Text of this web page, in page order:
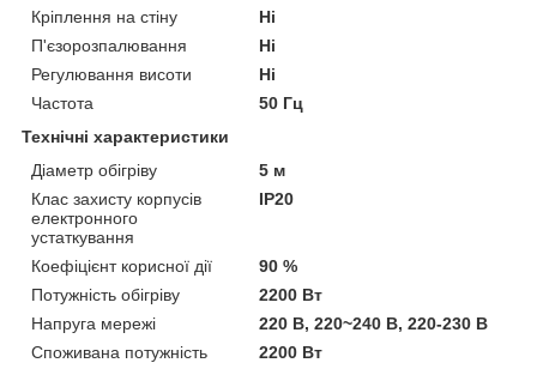
Кріплення на стіну
Ні
П'єзорозпалювання
Ні
Регулювання висоти
Ні
Частота
50 Гц
Технічні характеристики
Діаметр обігріву
5 м
Клас захисту корпусів
електронного
устаткування
IP20
Коефіцієнт корисної дії
90 %
Потужність обігріву
2200 Вт
Напруга мережі
220 В, 220~240 В, 220-230 В
Споживана потужність
2200 Вт